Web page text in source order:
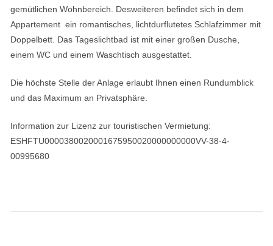
gemütlichen Wohnbereich. Desweiteren befindet sich in dem
Appartement ein romantisches, lichtdurflutetes Schlafzimmer mit
Doppelbett. Das Tageslichtbad ist mit einer großen Dusche,
einem WC und einem Waschtisch ausgestattet.
Die höchste Stelle der Anlage erlaubt Ihnen einen Rundumblick
und das Maximum an Privatsphäre.
Information zur Lizenz zur touristischen Vermietung:
ESHFTU0000380020001675950020000000000VV-38-4-
00995680